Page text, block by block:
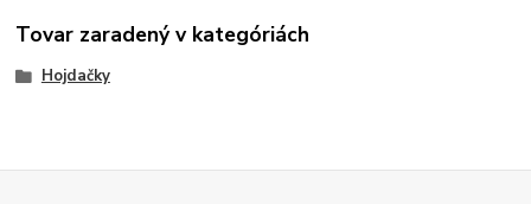
Tovar zaradený v kategóriách
Hojdačky